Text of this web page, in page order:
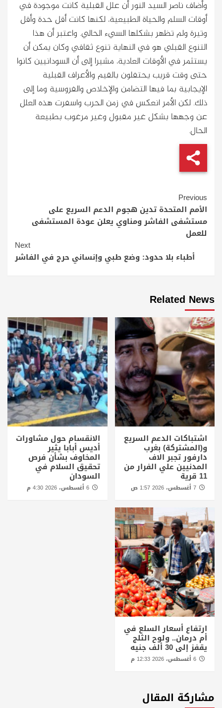
وأضاف ناصر السيد النور أن علل القبلية كانت موجودة في
أوقات السلم والحياة الطبيعية، لكنها كانت أقل حدة وأقل
وتيرة ولم تظهر بشكلها السيء الحالي. واعتبر أن هذا
التنوع القبلي هو في النهاية تنوع ثقافي وكان يمكن أن
يستثمر في الأوقات العادية، مشيرا إلى أن السودانيين كانوا
حتى وقت قريب يحتفلون بالقيم والأعراف القبلية
الإيجابية بما فيها التضامن والإخلاص والفروسية وما إلى
ذلك. لكن الأمر انعكس في زمن الحرب واسفرت هذه العلل
عن وجهها بشكل غير مقبول وغير مرغوب بطبيعة
الحال.
Continue
Reading
Previous
الأمم المتحدة تدين هجوم الدعم السريع على
مستشفى الفاشر ومناوي يعلن عودة المستشفى
للعمل
Next
أطباء بلا حدود: وضع طبي وإنساني حرج في الفاشر
Related News
اشتباكات الدعم السريع
و(المشتركة) بغرب
دارفور تجبر الاف
المدنيين علي الفرار من
11 قرية
الانقسام حول مشاورات
أديس أبابا يثير
المخاوف بشأن فرص
تحقيق السلام في
السودان
6 أغسطس، 2026 4:30 م
ارتفاع أسعار السلع في
أم درمان.. ولوح الثلج
يقفز إلى 30 ألف جنيه
مشاركة المقال